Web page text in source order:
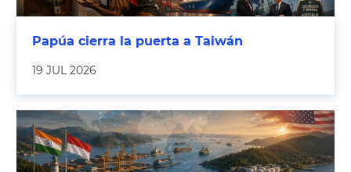
Papúa cierra la puerta a Taiwán
19 JUL 2026